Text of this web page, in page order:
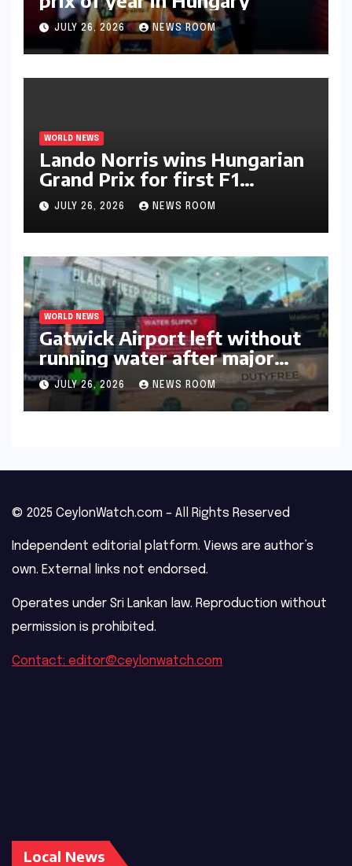
JULY 26, 2026 NEWS ROOM
WORLD NEWS
Lando Norris wins Hungarian
Grand Prix for first F1
triumph in 2026​​
JULY 26, 2026 NEWS ROOM
WORLD NEWS
Gatwick Airport left without
running water after major
outage​​
JULY 26, 2026 NEWS ROOM
© 2025 CeylonWatch.com – All Rights Reserved
Independent editorial platform. Views are author’s
own. External links not endorsed.
Operates under Sri Lankan law. Reproduction without
permission is prohibited.
Contact: editor@ceylonwatch.com
Local News